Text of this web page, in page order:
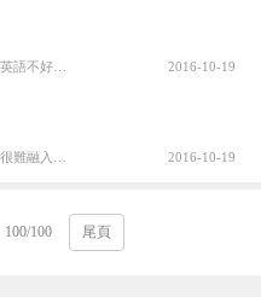
很多學子想去美國留學學習，但是有的學子英語不好。很是擔心自己的英語不好會不會影響到自己的留學申請。 誤區1：大學在讀生比高中生更易申請 按常識，不少人認為大學在讀生比高中生更易申請，但留學專家明確指出，這是常見誤區之一，因為多數美國學校不允許大學在讀生直接申請本科一年(Freshman Class)... 2016-10-19
很多留學生，到了國外，都發現自己剛開始很難融入美國的朋友圈子，還是喜歡一大堆中國人聚在一起，說中國話。但是這樣的話，出國的意義其實就大打折扣，不僅不適合口語的提高，而去很多人感覺出了趟國，跟沒出國沒啥區別，國外的文化和思想一點都沒有交融，身邊依然全是中國人。 很多中國人都想交個當地的美國朋友，出了語... 2016-10-19
100/100 尾頁